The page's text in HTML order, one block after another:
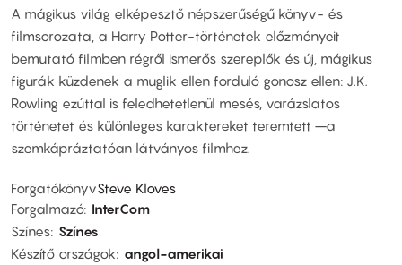
A mágikus világ elképesztő népszerűségű könyv- és
filmsorozata, a Harry Potter-történetek előzményeit
bemutató filmben régről ismerős szereplők és új, mágikus
figurák küzdenek a muglik ellen forduló gonosz ellen: J.K.
Rowling ezúttal is feledhetetlenül mesés, varázslatos
történetet és különleges karaktereket teremtett –a
szemkápráztatóan látványos filmhez.
ForgatókönyvSteve Kloves
Forgalmazó InterCom
Színes Színes
Készítő országok
angol-amerikai